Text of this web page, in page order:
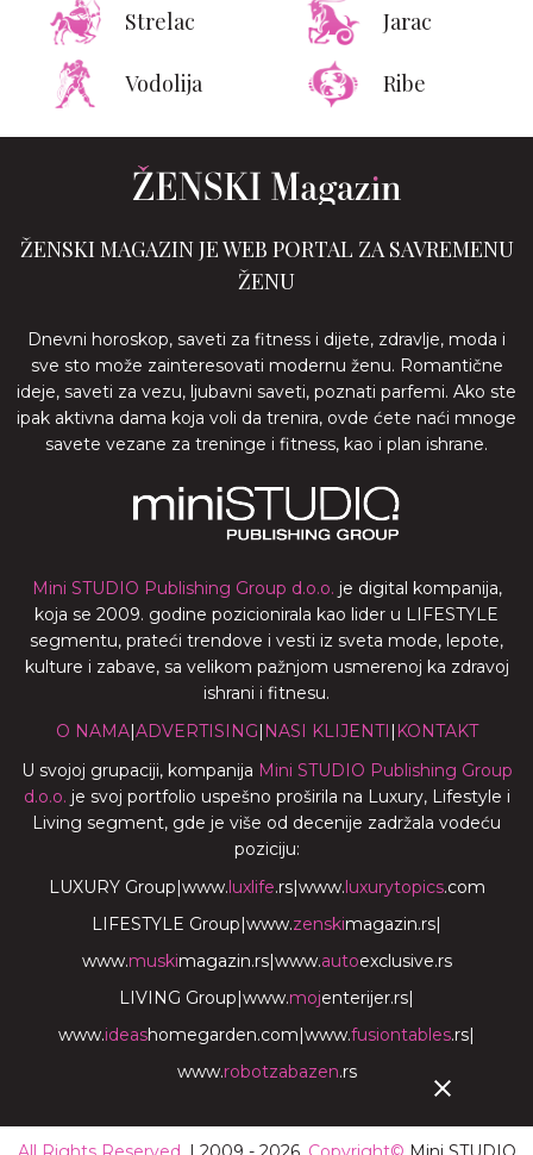
Strelac Jarac
Vodolija Ribe
ŽENSKI MAGAZIN JE WEB PORTAL ZA SAVREMENU
ŽENU
Dnevni horoskop, saveti za fitness i dijete, zdravlje, moda i
sve sto može zainteresovati modernu ženu. Romantične
ideje, saveti za vezu, ljubavni saveti, poznati parfemi. Ako ste
ipak aktivna dama koja voli da trenira, ovde ćete naći mnoge
savete vezane za treninge i fitness, kao i plan ishrane.
Mini STUDIO Publishing Group d.o.o. je digital kompanija,
koja se 2009. godine pozicionirala kao lider u LIFESTYLE
segmentu, prateći trendove i vesti iz sveta mode, lepote,
kulture i zabave, sa velikom pažnjom usmerenoj ka zdravoj
ishrani i fitnesu.
O NAMA| ADVERTISING NASI KLIJENTI
KONTAKT
U svojoj grupaciji, kompanija Mini STUDIO Publishing Group
d.o.o. je svoj portfolio uspešno proširila na Luxury, Lifestyle i
Living segment, gde je više od decenije zadržala vodeću
poziciju:
LUXURY Group www. luxlife.rs| www. luxurytopics.com
LIFESTYLE Group www.zenskimagazin.rs
www.muskimagazin.rs| www.autoexclusive.rs
LIVING Group www.mojenterijer.rs
www.ideashomegarden.com www.fusiontables.rs
www.robotzabazen.rs